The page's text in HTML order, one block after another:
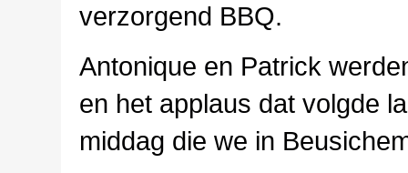
verzorgend BBQ.
Antonique en Patrick
en het applaus dat volgde
middag die we in